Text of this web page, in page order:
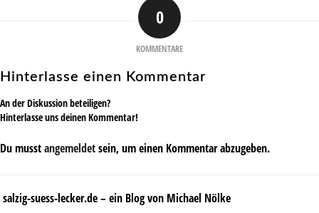
0
KOMMENTARE
Hinterlasse einen Kommentar
An der Diskussion beteiligen?
Hinterlasse uns deinen Kommentar!
Du musstangemeldetsein, um einen Kommentar abzugeben.
salzig-suess-lecker.de – ein Blog von Michael Nölke